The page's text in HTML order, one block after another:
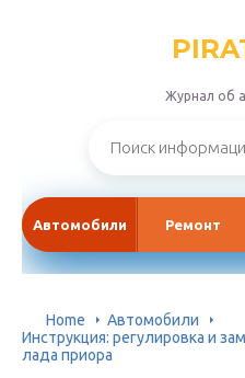
Журнал об
Автомобили Ремонт
Home
Автомобили
Инструкция: регулировка и
лада приора